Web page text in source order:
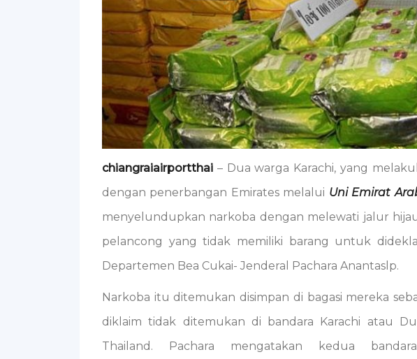
chiangraiairportthai – Dua warga Karachi, yang
dengan penerbangan Emirates melalui Uni Emirat
menyelundupkan narkoba dengan melewati jalur
pelancong yang tidak memiliki barang untuk
Departemen Bea Cukai- Jenderal Pachara Anantaslp.
Narkoba itu ditemukan disimpan di bagasi mereka
diklaim tidak ditemukan di bandara Karachi atau
Thailand. Pachara mengatakan kedua